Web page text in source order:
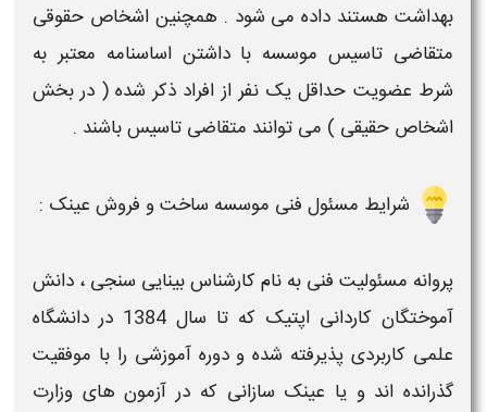
بهداشت هستند داده می شود . همچنین اشخاص حقوقی
متقاضی تاسیس موسسه با داشتن اساسنامه معتبر به
شرط عضویت حداقل یک نفر از افراد ذکر شده ( در بخش
اشخاص حقیقی ) می توانند متقاضی تاسیسباشند .
شرایط مسئول فنی موسسه ساخت و فروش عینک :
پروانه مسئولیت فنی به نام کارشناسبینایی سنجی ، دانش
آموختگان کاردانی اپتیک
که تا سال 1384 در دانشگاه
علمی کاربردی پذیرفته شده و دوره آموزشی را با موفقیت
گذرانده اند و یا عینک سازانی که در آزمون های وزارت